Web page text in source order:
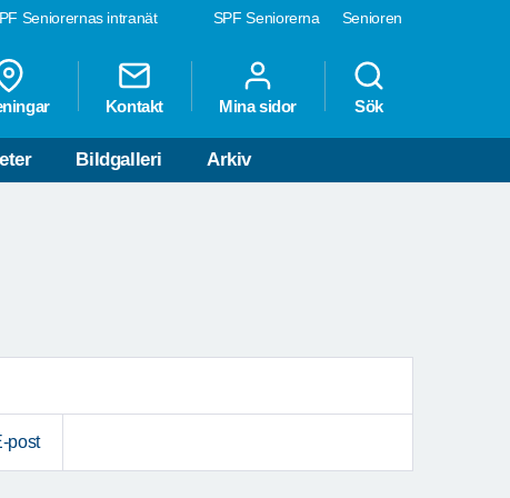
SPF Seniorerna Senioren
Seniorernas intranät
Kontakt Mina sidor Sök
Bildgalleri Arkiv
post